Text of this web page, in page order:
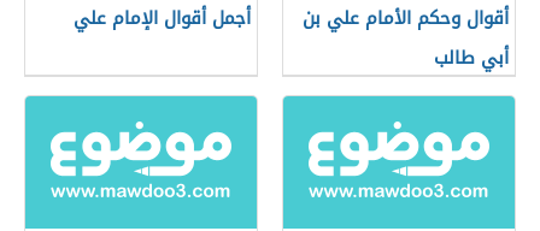
أقوال وحكم الأمام علي بن
أبي طالب
أجمل أقوال الإمام علي